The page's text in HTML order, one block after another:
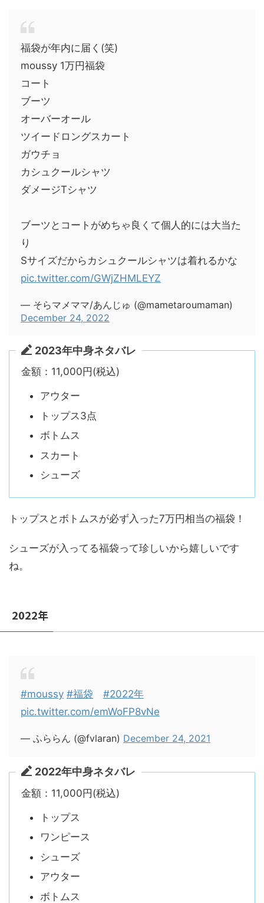
福袋が年内に届く(笑)
moussy 1万円福袋
コート
ブーツ
オーバーオール
ツイードロングスカート
ガウチョ
カシュクールシャツ
ダメージTシャツ
ブーツとコートがめちゃ良くて個人的には大当た
り
Sサイズだからカシュクールシャツは着れるかな
pic.twitter.com/GWjZHMLEYZ
— そらマメママ/あんじゅ (@mametaroumaman)
December 24, 2022
2023年中身ネタバレ
金額：11,000円(税込)
アウター
トップス3点
ボトムス
スカート
シューズ
トップスとボトムスが必ず入った7万円相当の福袋！
シューズが入ってる福袋って珍しいから嬉しいです
ね。
2022年
#moussy #福袋
#2022年
pic.twitter.com/emWoFP8vNe
— ふららん (@fvlaran) December 24, 2021
2022年中身ネタバレ
金額：11,000円(税込)
トップス
ワンピース
シューズ
アウター
ボトムス